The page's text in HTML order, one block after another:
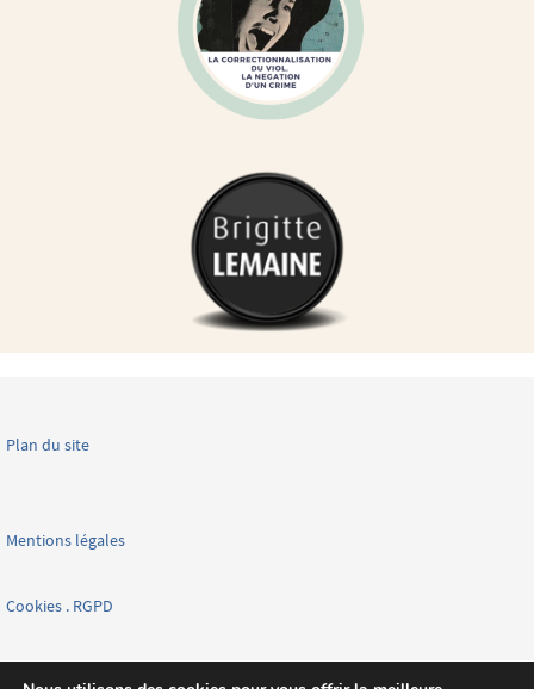
Plan du site
Mentions légales
Cookies . RGPD